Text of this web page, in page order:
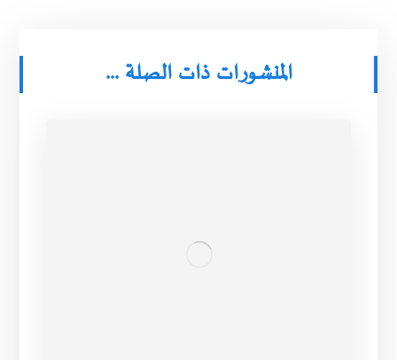
المنشورات ذات الصلة ...